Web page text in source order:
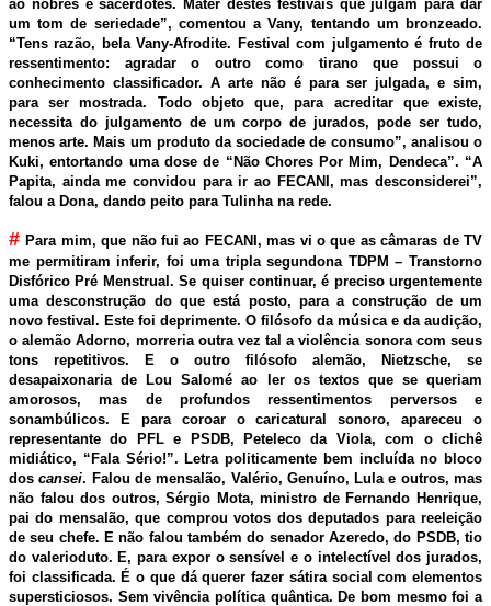
ao nobres e sacerdotes. Mater destes festivais que julgam para dar
um tom de seriedade”, comentou a Vany, tentando um bronzeado.
“Tens razão, bela Vany-Afrodite. Festival com julgamento é fruto de
ressentimento: agradar o outro como tirano que possui o
conhecimento classificador. A arte não é para ser julgada, e sim,
para ser mostrada. Todo objeto que, para acreditar que existe,
necessita do julgamento de um corpo de jurados, pode ser tudo,
menos arte. Mais um produto da sociedade de consumo”, analisou o
Kuki, entortando uma dose de “Não Chores Por Mim, Dendeca”. “A
Papita, ainda me convidou para ir ao FECANI, mas desconsiderei”,
falou a Dona, dando peito para Tulinha na rede.
#Para mim, que não fui ao FECANI, mas vi o que as câmaras de TV
me permitiram inferir, foi uma tripla segundona TDPM – Transtorno
Disfórico Pré Menstrual. Se quiser continuar, é preciso urgentemente
uma desconstrução do que está posto, para a construção de um
novo festival. Este foi deprimente. O filósofo da música e da audição,
o alemão Adorno, morreria outra vez tal a violência sonora com seus
tons repetitivos. E o outro filósofo alemão, Nietzsche, se
desapaixonaria de Lou Salomé ao ler os textos que se queriam
amorosos, mas de profundos ressentimentos perversos e
sonambúlicos. E para coroar o caricatural sonoro, apareceu o
representante do PFL e PSDB, Peteleco da Viola, com o clichê
midiático, “Fala Sério!”. Letra politicamente bem incluída no bloco
doscansei. Falou de mensalão, Valério, Genuíno, Lula e outros, mas
não falou dos outros, Sérgio Mota, ministro de Fernando Henrique,
pai do mensalão, que comprou votos dos deputados para reeleição
de seu chefe. E não falou também do senador Azeredo, do PSDB, tio
do valerioduto. E, para expor o sensível e o intelectível dos jurados,
foi classificada. É o que dá querer fazer sátira social com elementos
supersticiosos. Sem vivência política quântica. De bom mesmo foi a